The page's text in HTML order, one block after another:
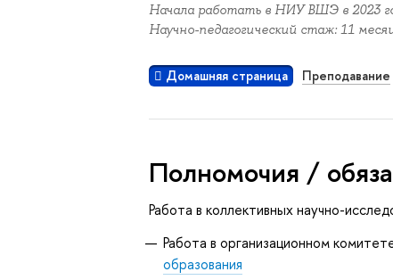
Начала работать в НИУ ВШЭ в 2023
Научно-педагогический стаж: 11
Домашняя страница Преподавание
Полномочия /
Работа в коллективных научно-
Работа в организационном
образования